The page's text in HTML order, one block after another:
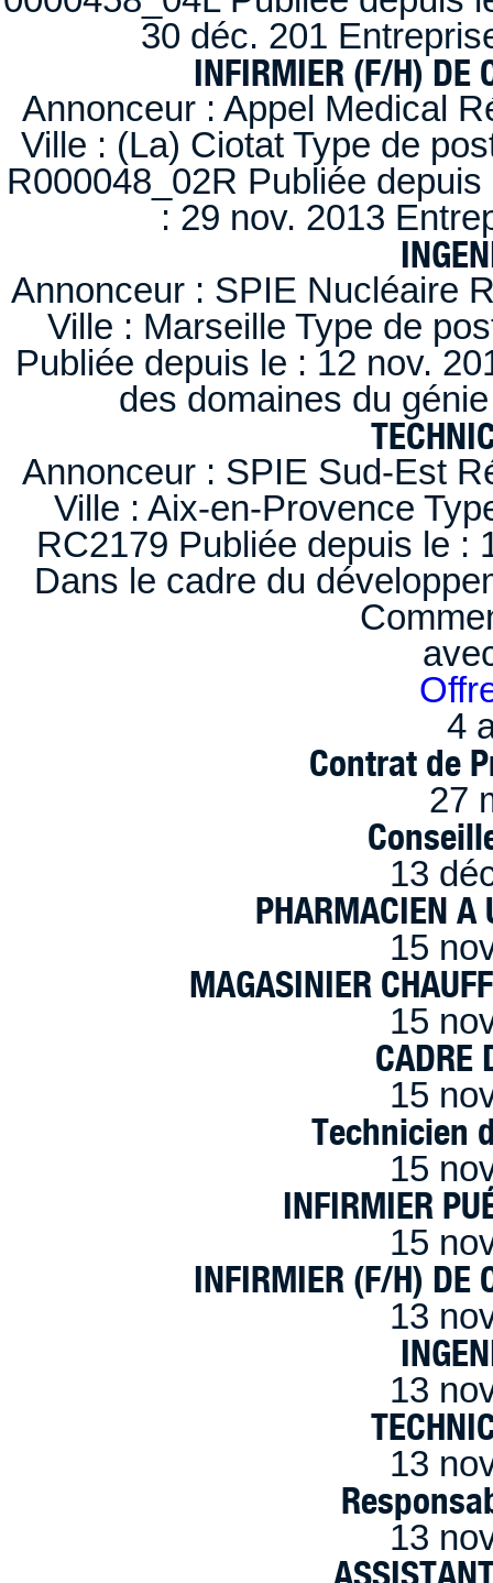
30 déc. 201
INFIRMIER (F/H) DE
Annonceur : Appel Medical
Ville : (La) Ciotat Type de
R000048_02R Publiée
: 29 nov. 2013
Annonceur : SPIE Nucléaire
Ville : Marseille Type de
Publiée depuis le : 12 nov.
des domaines du
Annonceur : SPIE Sud-Est
Ville : Aix-en-Provence
RC2179 Publiée depuis le :
Dans le cadre du
4
Contrat de
27
13
PHARMACIEN A
15
MAGASINIER
15
CADRE
15
Technicien
15
INFIRMIER
15
INFIRMIER (F/H) DE
13
13
13
13